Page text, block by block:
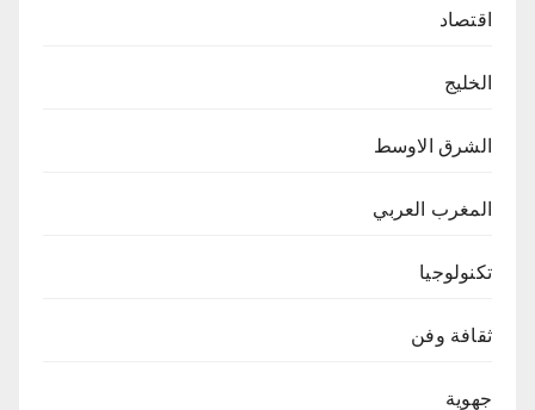
اقتصاد
الخليج
الشرق الاوسط
المغرب العربي
تكنولوجيا
ثقافة وفن
جهوية